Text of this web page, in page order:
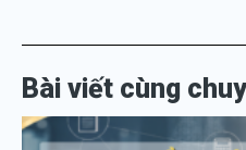
Bài viết cùng